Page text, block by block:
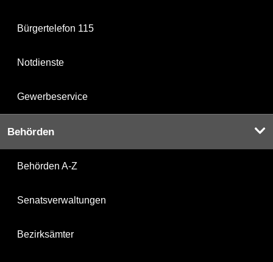
Bürgertelefon 115
Notdienste
Gewerbeservice
Behörden
Behörden A-Z
Senatsverwaltungen
Bezirksämter